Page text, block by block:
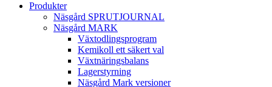
Produkter
Näsgård SPRUTJOURNAL
Näsgård MARK
Växtodlingsprogram
Kemikoll ett säkert val
Växtnäringsbalans
Lagerstyrning
Näsgård Mark versioner